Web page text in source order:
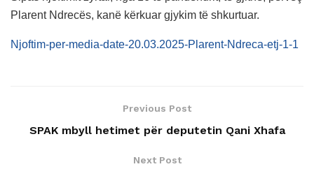
Plarent Ndrecës, kanë kërkuar gjykim të shkurtuar.
Njoftim-per-media-date-20.03.2025-Plarent-Ndreca-etj-1-1
Previous Post
SPAK mbyll hetimet për deputetin Qani Xhafa
Next Post